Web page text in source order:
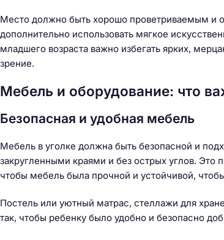
Место должно быть хорошо проветриваемым и
дополнительно использовать мягкое
младшего возраста важно избегать ярких,
зрение.
Мебель и оборудование: что
Безопасная и удобная мебель
Мебель в уголке должна быть безопасной и
закругленными краями и без острых углов.
чтобы мебель была прочной и устойчивой,
Постель или уютный матрас, стеллажи для
так, чтобы ребенку было удобно и безопасно